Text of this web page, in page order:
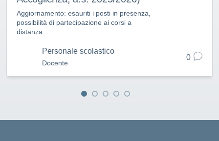
Aggiornamento: esauriti i posti in presenza,
possibilità di partecipazione ai corsi a
distanza
Personale scolastico
Docente
0